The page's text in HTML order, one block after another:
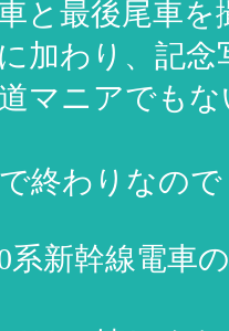
と最後尾車
加わり、記
マニアでも
終わりなの
新幹線電車